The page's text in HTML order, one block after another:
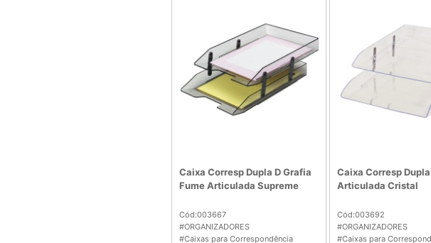
Caixa Corresp Dupla D Grafia
Fume Articulada Supreme
Cód:003667
#ORGANIZADORES
#Caixas para Correspondência
Caixa Corresp
Articulada Cristal
Cód:003692
#ORGANIZADORES
#Caixas para